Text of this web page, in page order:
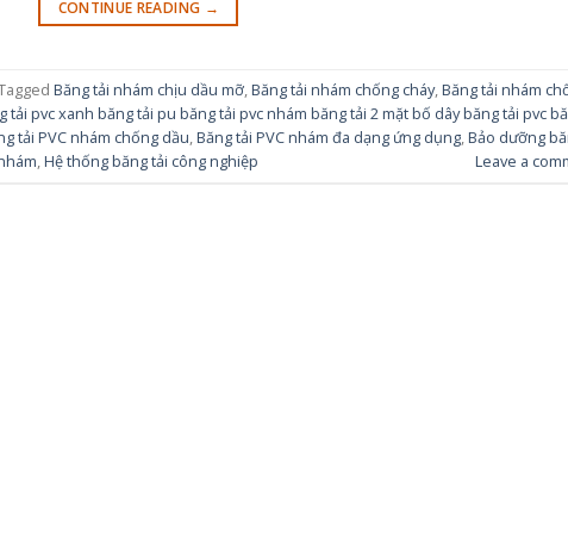
CONTINUE READING →
Băng tải nhám chịu dầu mỡ,Băng tải nhám chống cháy,Băng tải nhám
tải pvc xanh băng tải pu băng tải pvc nhám băng tải 2 mặt bố dây băng tải pvc
tải PVC nhám chống dầu,Băng tải PVC nhám đa dạng ứng dụng,Bảo dưỡng
,Hệ thống băng tải công nghiệp Leave a